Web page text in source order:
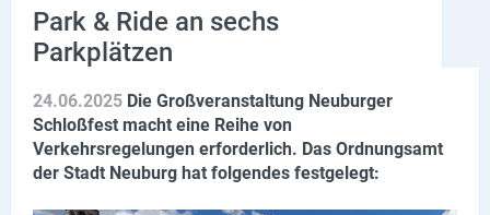
Park & Ride an sechs
Parkplätzen
24.06.2025 Die Großveranstaltung Neuburger
Schloßfest macht eine Reihe von
Verkehrsregelungen erforderlich. Das Ordnungsamt
der Stadt Neuburg hat folgendes festgelegt:
Stellenanzeigen
Lieferdienste
Premium